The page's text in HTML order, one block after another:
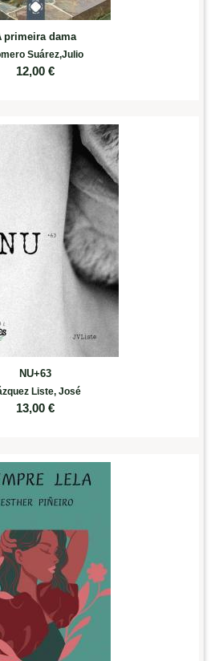
primeira dama
Suárez,Julio
12,00 €
NU+63
Liste, José
13,00 €